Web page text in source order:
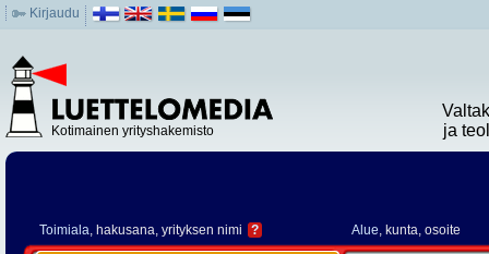
Kirjaudu
Kotimainen yrityshakemisto
ja
Toimiala, hakusana, yrityksen nimi ? Alue, kunta, osoite